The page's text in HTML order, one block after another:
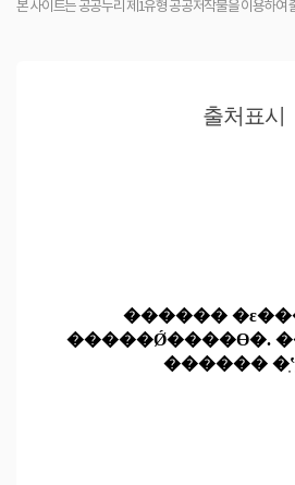
본 사이트는 공공누리 제1유형 공공저작물을 이용하여
출처표시